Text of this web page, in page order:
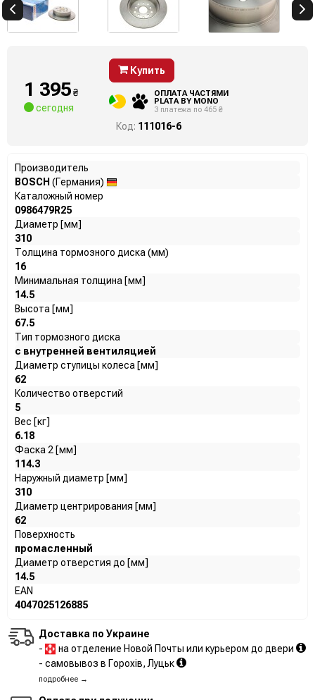
1 395₴
сегодня
Купить
ОПЛАТА ЧАСТЯМИ
PLATA BY MONO
3 платежа по 465 ₴
Код: 111016-6
Производитель
BOSCH (Германия)
Каталожный номер
0986479R25
Диаметр [мм]
310
Толщина тормозного диска (мм)
16
Минимальная толщина [мм]
14.5
Высота [мм]
67.5
Тип тормозного диска
с внутренней вентиляцией
Диаметр ступицы колеса [мм]
62
Количество отверстий
5
Вес [кг]
6.18
Фаска 2 [мм]
114.3
Наружный диаметр [мм]
310
Диаметр центрирования [мм]
62
Поверхность
промасленный
Диаметр отверстия до [мм]
14.5
EAN
4047025126885
Доставка по Украине
-
на отделение Новой Почты или курьером до двери
- самовывоз в Горохів, Луцьк
подробнее →